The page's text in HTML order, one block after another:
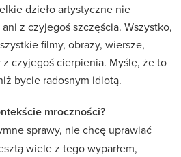
dzieło artystyczne nie
z czyjegoś szczęścia. Wszystko,
filmy, obrazy, wiersze,
z czyjegoś cierpienia. Myślę, że to
bycie radosnym idiotą.
mroczności?
sprawy, nie chcę uprawiać
wiele z tego wyparłem,